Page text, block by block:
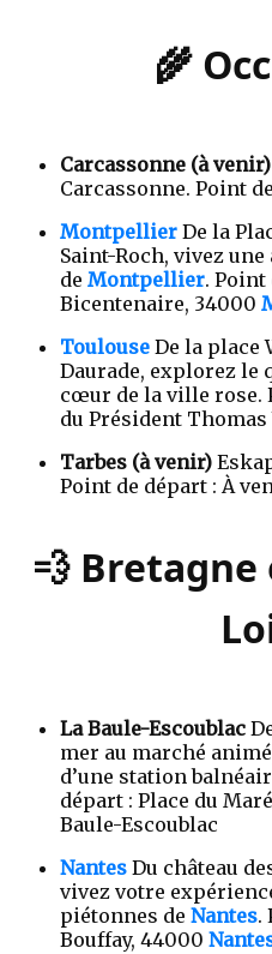
🌾
Carcassonne (à venir)
Carcassonne. Point
Montpellier De la
Saint-Roch, vivez
de Montpellier. Point
Bicentenaire, 34000
Toulouse De la place
Daurade, explorez le
cœur de la ville rose.
du Président Thomas
Tarbes (à venir)
Point de départ : À
💨 Bretagne
La Baule-Escoublac
mer au marché
d’une station
départ : Place du
Baule-Escoublac
Nantes Du château
vivez votre
piétonnes de Nantes.
Bouffay, 44000